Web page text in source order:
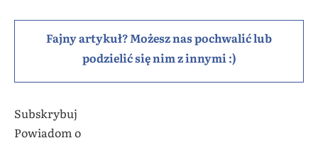
Fajny artykuł? Możesz nas pochwalić lub
podzielić się nim z innymi :)
Subskrybuj
Powiadom o